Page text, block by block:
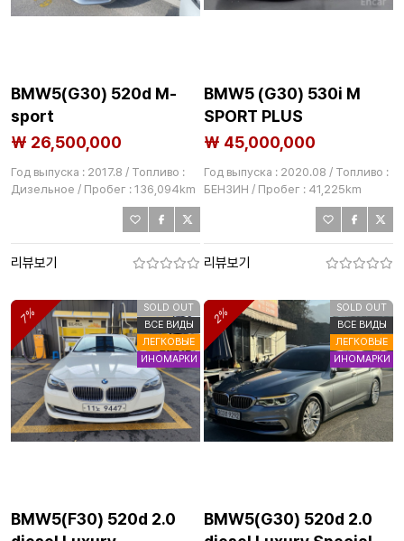
BMW5(G30) 520d M-
sport
₩ 26,500,000
Год выпуска : 2017.8 / Топливо :
Дизельное / Пробег : 136,094km
리뷰보기
BMW5 (G30) 530i M
SPORT PLUS
₩ 45,000,000
Год выпуска : 2020.08 / Топливо :
БЕНЗИН / Пробег : 41,225km
리뷰보기
SOLD OUT
ВСЕ ВИДЫ
ЛЕГКОВЫЕ
ИНОМАРКИ
7%
BMW5(F30) 520d 2.0
SOLD OUT
ВСЕ ВИДЫ
ЛЕГКОВЫЕ
ИНОМАРКИ
2%
BMW5(G30) 520d 2.0